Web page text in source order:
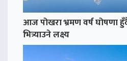
आज पोखरा भ्रमण वर्ष घोषणा
भित्र्याउने लक्ष्य